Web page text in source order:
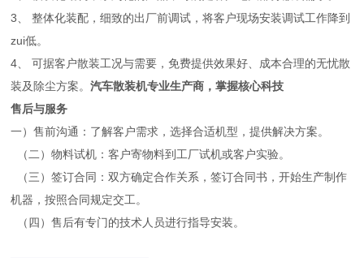
3、 整体化装配，细致的出厂前调试，将客户现场安装调试工作降到
zui低。
4、 可据客户散装工况与需要，免费提供效果好、成本合理的无忧散
装及除尘方案。汽车散装机专业生产商，掌握核心科技
售后与服务
一）售前沟通：了解客户需求，选择合适机型，提供解决方案。
（二）物料试机：客户寄物料到工厂试机或客户实验。
（三）签订合同：双方确定合作关系，签订合同书，开始生产制作
机器，按照合同规定交工。
（四）售后有专门的技术人员进行指导安装。